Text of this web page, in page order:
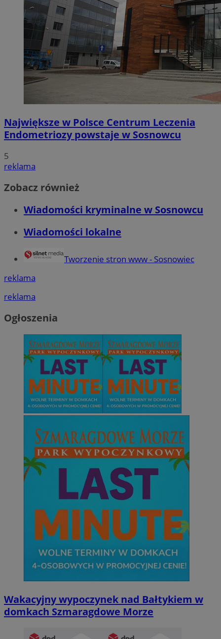
Największe w Polsce Centrum Leczenia
Endometriozy powstaje w Sosnowcu
5
reklama
Zobacz również
Wiadomości kryminalne w Sosnowcu
Wiadomości lokalne
Tworzenie stron www - Sosnowiec
reklama
reklama
Ogłoszenia
Wakacyjny wypoczynek nad Bałtykiem w
domkach Szmaragdowe Morze